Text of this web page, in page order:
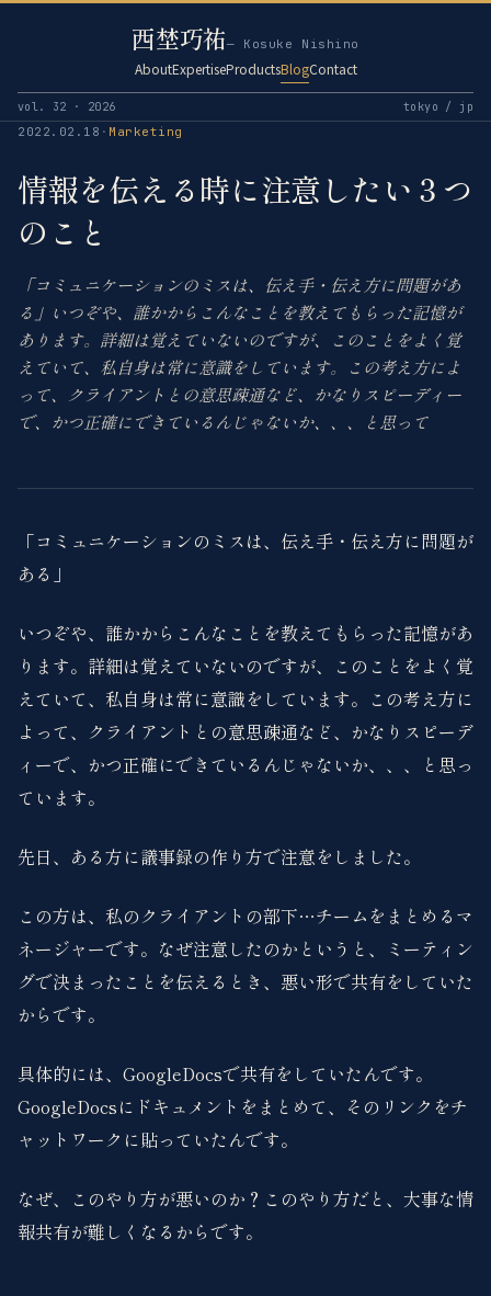
西埜巧祐— Kosuke Nishino
AboutExpertiseProductsBlogContact
vol. 32 · 2026 tokyo / jp
2022.02.18 · Marketing
情報を伝える時に注意したい３つ
のこと
「コミュニケーションのミスは、伝え手・伝え方に問題があ
る」いつぞや、誰かからこんなことを教えてもらった記憶が
あります。詳細は覚えていないのですが、このことをよく覚
えていて、私自身は常に意識をしています。この考え方によ
って、クライアントとの意思疎通など、かなりスピーディー
で、かつ正確にできているんじゃないか、、、と思って
「コミュニケーションのミスは、伝え手・伝え方に問題が
ある」
いつぞや、誰かからこんなことを教えてもらった記憶があ
ります。詳細は覚えていないのですが、このことをよく覚
えていて、私自身は常に意識をしています。この考え方に
よって、クライアントとの意思疎通など、かなりスピーデ
ィーで、かつ正確にできているんじゃないか、、、と思っ
ています。
先日、ある方に議事録の作り方で注意をしました。
この方は、私のクライアントの部下…チームをまとめるマ
ネージャーです。なぜ注意したのかというと、ミーティン
グで決まったことを伝えるとき、悪い形で共有をしていた
からです。
具体的には、GoogleDocsで共有をしていたんです。
GoogleDocsにドキュメントをまとめて、そのリンクをチ
ャットワークに貼っていたんです。
なぜ、このやり方が悪いのか？このやり方だと、大事な情
報共有が難しくなるからです。